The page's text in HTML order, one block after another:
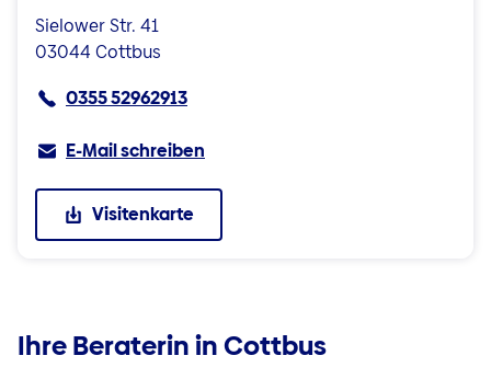
Sielower Str. 41
03044 Cottbus
0355 52962913
E-Mail schreiben
Visitenkarte
Ihre Beraterin in Cottbus